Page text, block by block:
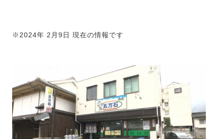
※2024年 2月9日 現在の情報です